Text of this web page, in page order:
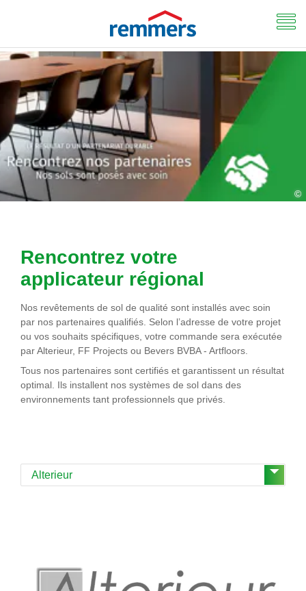
©
Rencontrez votre
applicateur régional
Nos revêtements de sol de qualité sont installés avec soin
par nos partenaires qualifiés. Selon l’adresse de votre projet
ou vos souhaits spécifiques, votre commande sera exécutée
par Alterieur, FF Projects ou Bevers BVBA - Artfloors.
Tous nos partenaires sont certifiés et garantissent un résultat
optimal. Ils installent nos systèmes de sol dans des
environnements tant professionnels que privés.